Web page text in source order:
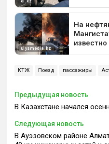
КТЖ Поезд пассажиры
Предыдущая новость
В Казахстане начался
Следующая новость
В Ауэзовском районе